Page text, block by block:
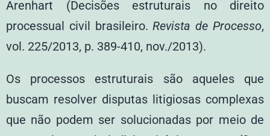
Arenhart (Decisões estruturais no direito
processual civil brasileiro.Revista de Processo,
vol. 225/2013, p. 389-410, nov./2013).
Os processos estruturais são aqueles que
buscam resolver disputas litigiosas complexas
que não podem ser solucionadas por meio de